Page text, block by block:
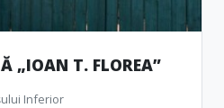
„IOAN T. FLOREA”
Inferior